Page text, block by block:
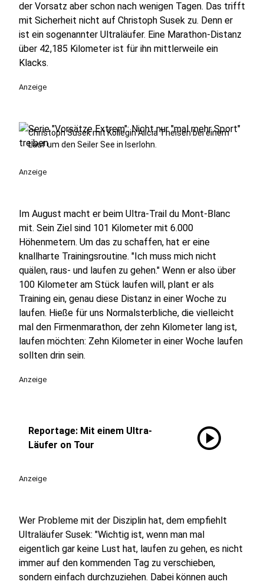
der Vorsatz aber schon nach wenigen Tagen. Das trifft
mit Sicherheit nicht auf Christoph Susek zu. Denn er
ist ein sogenannter Ultraläufer. Eine Marathon-Distanz
über 42,185 Kilometer ist für ihn mittlerweile ein
Klacks.
Anzeige
Christoph Susek mit Kollegin Alicia Theisen bei einem
Lauf um den Seiler See in Iserlohn.
Anzeige
Im August macht er beim Ultra-Trail du Mont-Blanc
mit. Sein Ziel sind 101 Kilometer mit 6.000
Höhenmetern. Um das zu schaffen, hat er eine
knallharte Trainingsroutine. "Ich muss mich nicht
quälen, raus- und laufen zu gehen." Wenn er also über
100 Kilometer am Stück laufen will, plant er als
Training ein, genau diese Distanz in einer Woche zu
laufen. Hieße für uns Normalsterbliche, die vielleicht
mal den Firmenmarathon, der zehn Kilometer lang ist,
laufen möchten: Zehn Kilometer in einer Woche laufen
sollten drin sein.
Anzeige
Reportage: Mit einem Ultra-
Läufer on Tour
play_circle
Anzeige
Wer Probleme mit der Disziplin hat, dem empfiehlt
Ultraläufer Susek: "Wichtig ist, wenn man mal
eigentlich gar keine Lust hat, laufen zu gehen, es nicht
immer auf den kommenden Tag zu verschieben,
sondern einfach durchzuziehen. Dabei können auch